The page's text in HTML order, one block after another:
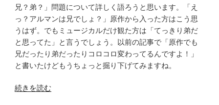
兄？弟？」問題について詳しく語ろうと思います。「え
っ？アルマンは兄でしょ？」原作から入った方はこう思
うはず。でもミュージカルだけ観た方は「てっきり弟だ
と思ってた」と言うでしょう。以前の記事で「原作でも
兄だったり弟だったりコロコロ変わってるんですよ！」
と書いたけどもうちょっと掘り下げてみますね。
“結
続きを読む